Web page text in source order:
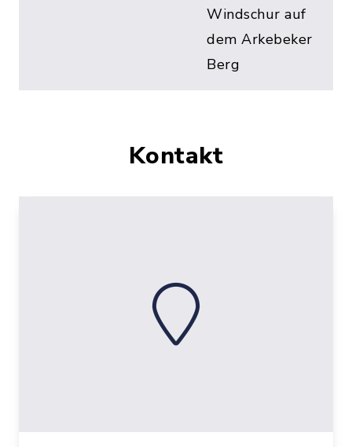
Windschur auf
dem Arkebeker
Berg
Kontakt